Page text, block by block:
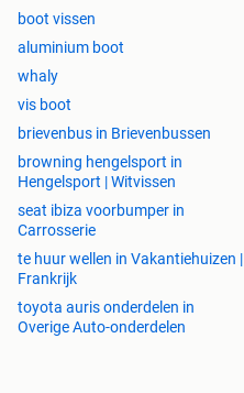
boot vissen
aluminium boot
whaly
vis boot
brievenbus in Brievenbussen
browning hengelsport in
Hengelsport | Witvissen
seat ibiza voorbumper in
Carrosserie
te huur wellen in Vakantiehuizen |
Frankrijk
toyota auris onderdelen in
Overige Auto-onderdelen